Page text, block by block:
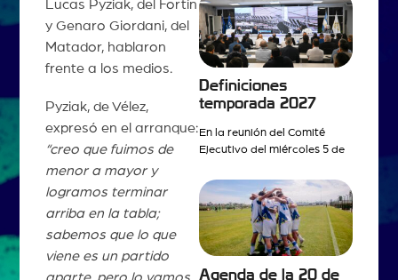
Lucas Pyziak, del Fortín
y Genaro Giordani, del
Matador, hablaron
frente a los medios.
Pyziak, de Vélez,
expresó en el arranque:
“creo que fuimos de
menor a mayor y
logramos terminar
arriba en la tabla;
sabemos que lo que
viene es un partido
Definiciones
temporada 2027
En la reunión del Comité
Ejecutivo del miércoles 5 de
Agenda de la 20 de